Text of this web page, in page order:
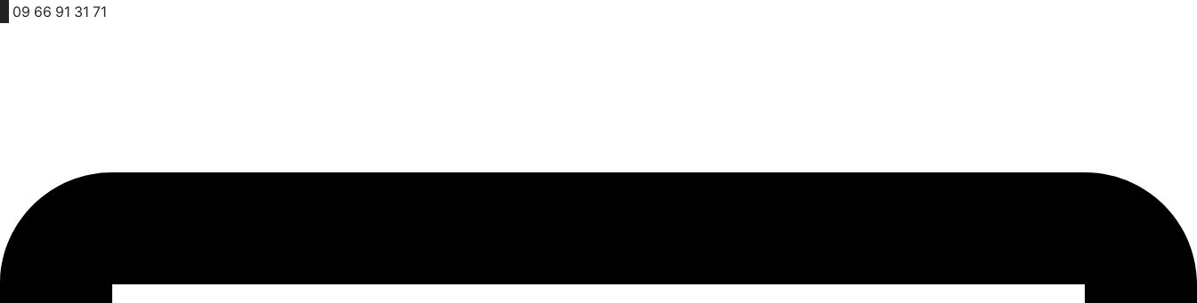
09 66 91 31 71